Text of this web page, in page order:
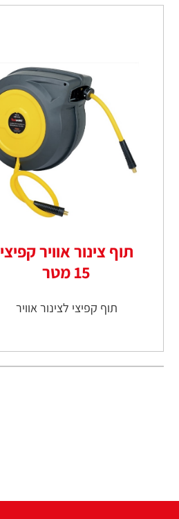
תוף צינור אוויר קפיצי
15 מטר
תוף קפיצי לצינור אוויר